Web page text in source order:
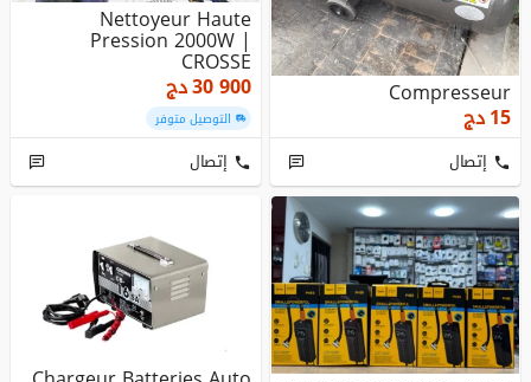
Compresseur
15دج
إتصال
Nettoyeur Haute
Pression 2000W |
CROSSE
30 900دج
التوصيل متوفر
إتصال